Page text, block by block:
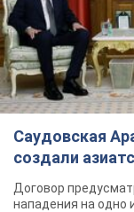
Саудовская
создали
Договор
нападения на одно